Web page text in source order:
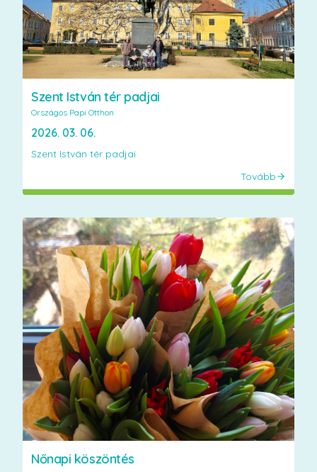
Szent István tér padjai
Országos Papi Otthon
2026. 03. 06.
Szent István tér padjai
Tovább
Nőnapi köszöntés